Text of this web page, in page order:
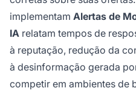
implementam Alertas de
IA relatam tempos de
à reputação, redução da
à desinformação gerada
competir em ambientes de